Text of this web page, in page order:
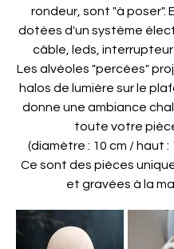
rondeur, sont "à poser".
dotées d'un système
câble, leds, interrupteur
Les alvéoles "percées"
halos de lumière sur le
donne une ambiance
toute votre
(diamètre : 10 cm / haut :
Ce sont des pièces
et gravées à la